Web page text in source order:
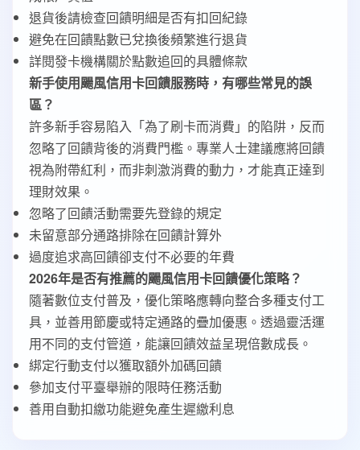
退貨後請檢查回饋明細是否有扣回紀錄
避免在回饋點數已兌換後頻繁進行退貨
詳閱發卡機構關於點數追回的具體條款
新手使用颺風信用卡回饋服務時，有哪些常見的誤
區？
許多新手容易陷入「為了刷卡而消費」的陷阱，反而
忽略了回饋背後的消費門檻。專業人士建議應將回饋
視為附帶紅利，而非刺激消費的動力，才能真正達到
理財效果。
忽略了回饋活動需要先登錄的規定
未留意部分通路排除在回饋計算外
過度追求高回饋卻支付不必要的年費
2026年是否有推薦的颺風信用卡回饋優化策略？
隨著數位支付普及，優化策略應轉向整合多種支付工
具，並善用節慶或特定通路的疊加優惠。透過靈活運
用不同的支付管道，能讓回饋效益呈現倍數成長。
綁定行動支付以獲取額外加碼回饋
參加支付平臺舉辦的限時任務活動
善用自動扣繳功能避免產生遲繳利息